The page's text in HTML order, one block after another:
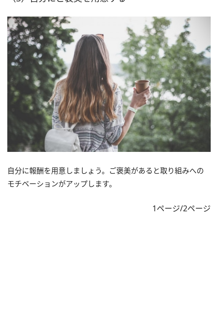
自分に報酬を用意しましょう。ご褒美があると取り組みへの
モチベーションがアップします。
1ページ/2ページ